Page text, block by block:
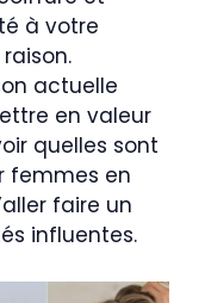
à votre
actuelle
en valeur
quelles sont
femmes en
faire un
influentes.